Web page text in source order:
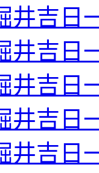
井吉日
井吉日
井吉日
井吉日
井吉日